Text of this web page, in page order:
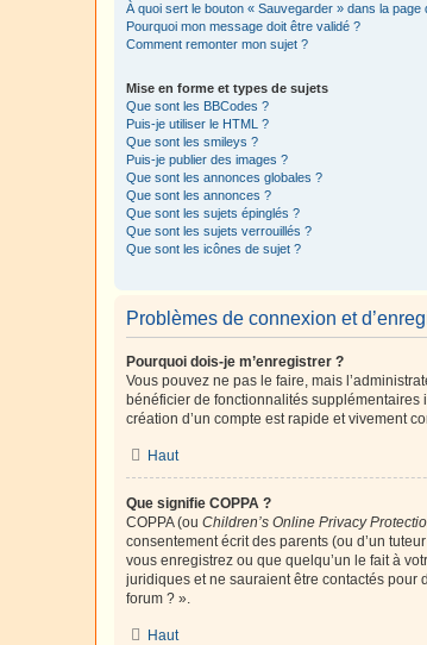
À quoi sert le bouton « Sauvegarder » dans la
Pourquoi mon message doit être validé ?
Comment remonter mon sujet ?
Mise en forme et types de sujets
Que sont les BBCodes ?
Puis-je utiliser le HTML ?
Que sont les smileys ?
Puis-je publier des images ?
Que sont les annonces globales ?
Que sont les annonces ?
Que sont les sujets épinglés ?
Que sont les sujets verrouillés ?
Que sont les icônes de sujet ?
Problèmes de connexion et
Pourquoi dois-je m’enregistrer ?
Vous pouvez ne pas le faire, mais
bénéficier de fonctionnalités supplémentaires
création d’un compte est rapide et vivement
Haut
Que signifie COPPA ?
COPPA (ou Children’s Online Privacy
consentement écrit des parents (ou d’un
vous enregistrez ou que quelqu’un le fait à
juridiques et ne sauraient être contactés pour
forum ? ».
Haut